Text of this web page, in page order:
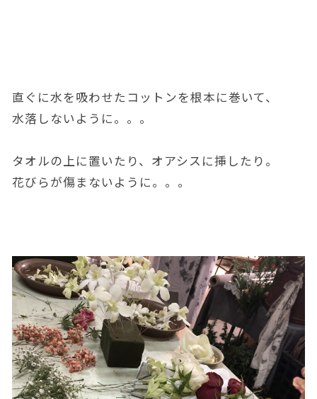
直ぐに水を吸わせたコットンを根本に巻いて、
水落しないように。。。
タオルの上に置いたり、オアシスに挿したり。
花びらが傷まないように。。。